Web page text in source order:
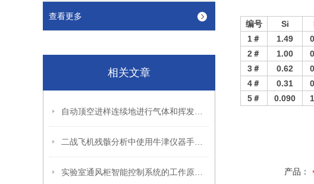
查看更多
相关文章
编号 Si
1＃ 1.49
2 ＃ 1.00
3＃ 0.62
4＃ 0.31
5＃ 0.090
产品：